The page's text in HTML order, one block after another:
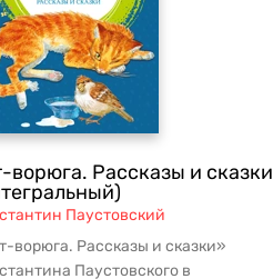
ворюга. Рассказы и сказки
Паустовский
ворюга. Рассказы и сказки»
Паустовского в